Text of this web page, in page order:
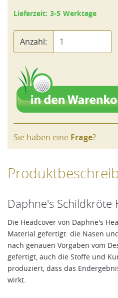
Lieferzeit: 3-5 Werktage
Anzahl:
Sie haben eine Frage?
Daphne's Schildkröte
Die Headcover von Daphne's
Material gefertigt: die Nasen
nach genauen Vorgaben vom
gefertigt, auch die Stoffe und
produziert, dass das
wirkt.